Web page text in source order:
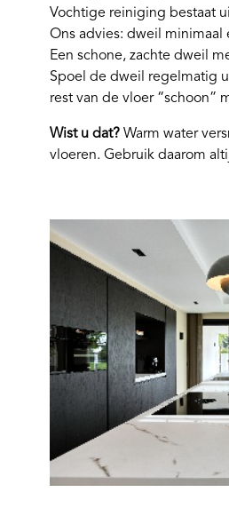
Vochtige reiniging bestaat
Ons advies: dweil minimaal
Een schone, zachte dweil
Spoel de dweil regelmatig
rest van de vloer “schoon”
Wist u dat?Warm water
vloeren. Gebruik daarom